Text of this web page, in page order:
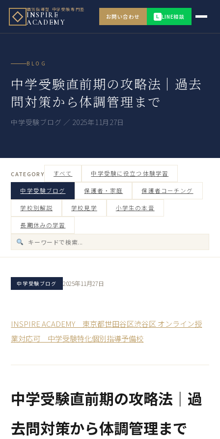
個別指導型 中学受験専門塾
INSPIRE
ACADEMY
お問い合わせ L LINE相談
BLOG
中学受験直前期の攻略法｜過去
問対策から体調管理まで
中学受験ブログ ／ 2025年11月27日
CATEGORY すべて 中学受験に役立つ体験学習
中学受験ブログ 保護者・家庭 保護者コーチング
学校別解説 学校見学 小学生の本音
長期休みの学習
中学受験ブログ 2025年11月27日
INSPIRE ACADEMY 東京都世田谷区渋谷区 オンライン授
業対応可 中学受験特化個別指導予備校
中学受験直前期の攻略法｜過
去問対策から体調管理まで